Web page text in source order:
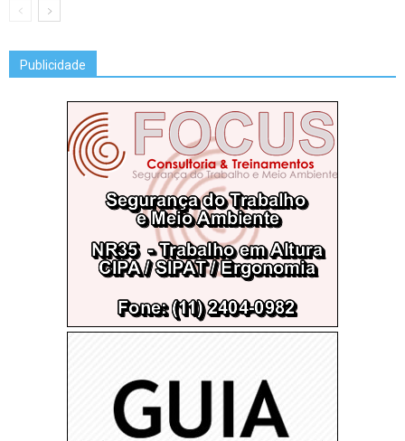
Publicidade